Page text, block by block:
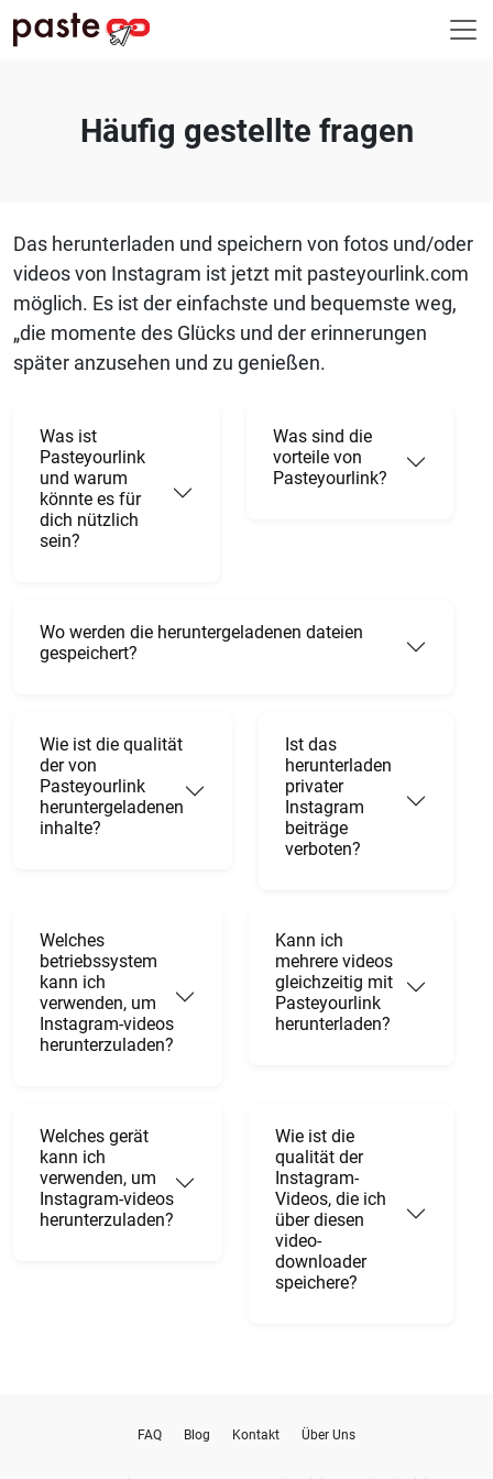
Häufig gestellte fragen
Das herunterladen und speichern von fotos und/oder
videos von Instagram ist jetzt mit pasteyourlink.com
möglich. Es ist der einfachste und bequemste weg,
„die momente des Glücks und der erinnerungen
später anzusehen und zu genießen.
Was ist
Pasteyourlink
und warum
könnte es für
dich nützlich
sein?
Was sind die
vorteile von
Pasteyourlink?
Wo werden die heruntergeladenen dateien
gespeichert?
Wie ist die qualität
der von
Pasteyourlink
heruntergeladenen
inhalte?
Ist das
herunterladen
privater
Instagram
beiträge
verboten?
Welches
betriebssystem
kann ich
verwenden, um
Instagram-videos
herunterzuladen?
Kann ich
mehrere videos
gleichzeitig mit
Pasteyourlink
herunterladen?
Welches gerät
kann ich
verwenden, um
Instagram-videos
herunterzuladen?
Wie ist die
qualität der
Instagram-
Videos, die ich
über diesen
video-
downloader
speichere?
FAQ Blog Kontakt Über Uns